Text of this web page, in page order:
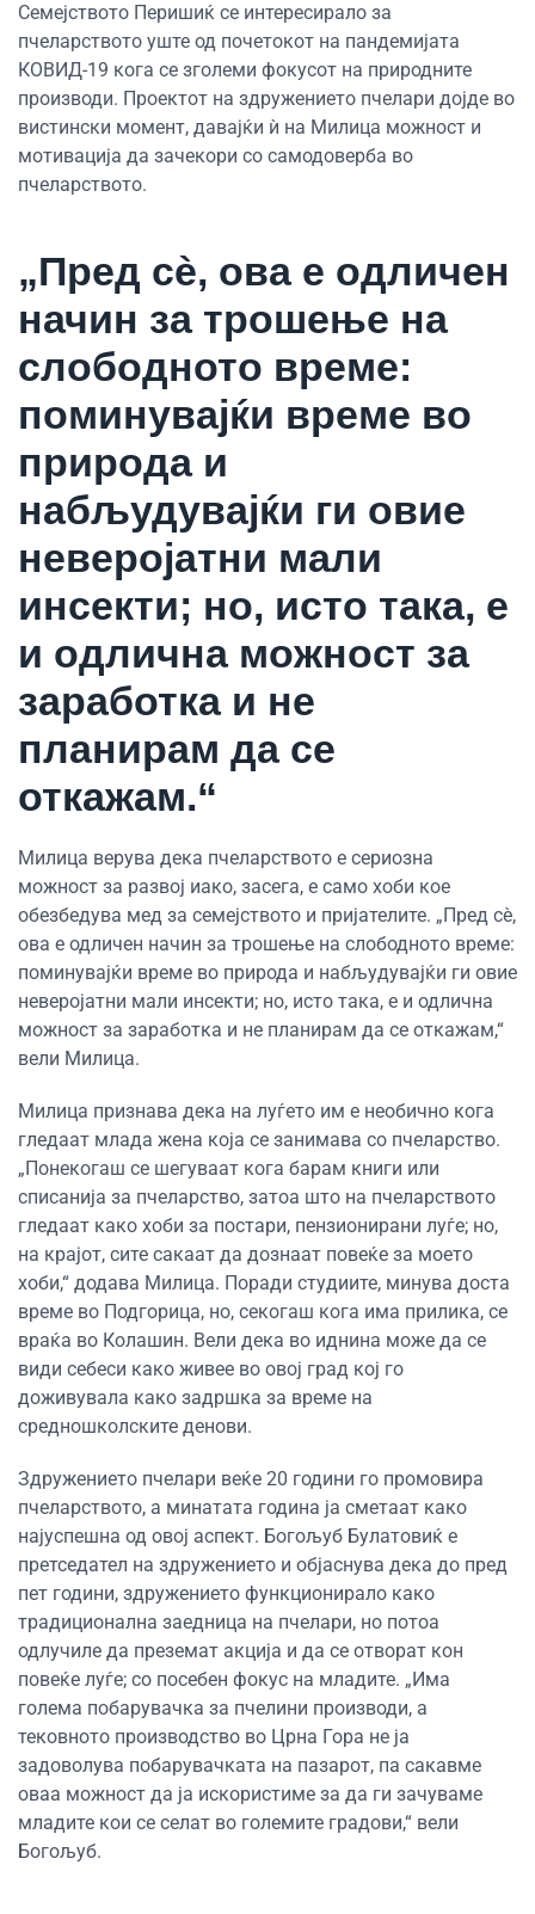
Семејството Перишиќ се интересирало за
пчеларството уште од почетокот на пандемијата
КОВИД-19 кога се зголеми фокусот на природните
производи. Проектот на здружението пчелари дојде во
вистински момент, давајќи ѝ на Милица можност и
мотивација да зачекори со самодоверба во
пчеларството.
„Пред сè, ова е одличен
начин за трошење на
слободното време:
поминувајќи време во
природа и
набљудувајќи ги овие
неверојатни мали
инсекти; но, исто така, е
и одлична можност за
заработка и не
планирам да се
откажам.“
Милица верува дека пчеларството е сериозна
можност за развој иако, засега, е само хоби кое
обезбедува мед за семејството и пријателите. „Пред сè,
ова е одличен начин за трошење на слободното време:
поминувајќи време во природа и набљудувајќи ги овие
неверојатни мали инсекти; но, исто така, е и одлична
можност за заработка и не планирам да се откажам,“
вели Милица.
Милица признава дека на луѓето им е необично кога
гледаат млада жена која се занимава со пчеларство.
„Понекогаш се шегуваат кога барам книги или
списанија за пчеларство, затоа што на пчеларството
гледаат како хоби за постари, пензионирани луѓе; но,
на крајот, сите сакаат да дознаат повеќе за моето
хоби,“ додава Милица. Поради студиите, минува доста
време во Подгорица, но, секогаш кога има прилика, се
враќа во Колашин. Вели дека во иднина може да се
види себеси како живее во овој град кој го
доживувала како задршка за време на
средношколските денови.
Здружението пчелари веќе 20 години го промовира
пчеларството, а минатата година ја сметаат како
најуспешна од овој аспект. Богољуб Булатовиќ е
претседател на здружението и објаснува дека до пред
пет години, здружението функционирало како
традиционална заедница на пчелари, но потоа
одлучиле да преземат акција и да се отворат кон
повеќе луѓе; со посебен фокус на младите. „Има
голема побарувачка за пчелини производи, а
тековното производство во Црна Гора не ја
задоволува побарувачката на пазарот, па сакавме
оваа можност да ја искористиме за да ги зачуваме
младите кои се селат во големите градови,“ вели
Богољуб.